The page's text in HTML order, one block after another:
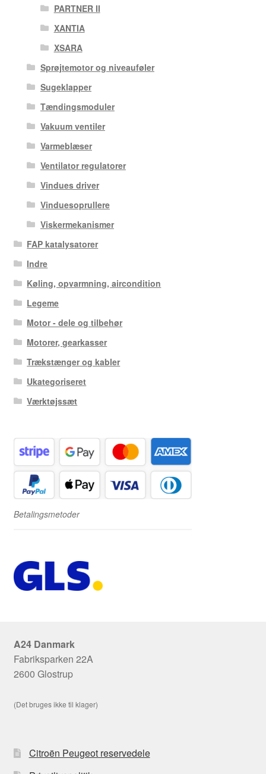
PARTNER II
XANTIA
XSARA
Sprøjtemotor og niveauføler
Sugeklapper
Tændingsmoduler
Vakuum ventiler
Varmeblæser
Ventilator regulatorer
Vindues driver
Vinduesoprullere
Viskermekanismer
FAP katalysatorer
Indre
Køling, opvarmning, aircondition
Legeme
Motor - dele og tilbehør
Motorer, gearkasser
Trækstænger og kabler
Ukategoriseret
Værktøjssæt
Betalingsmetoder
A24 Danmark
Fabriksparken 22A
2600 Glostrup
(Det bruges ikke til klager)
Citroën Peugeot reservedele